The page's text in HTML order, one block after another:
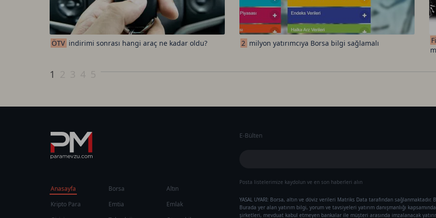
ÖTV indirimi sonrası hangi araç ne kadar oldu? 2 milyon yatırımcıya Borsa bilgi sağlamalı
1
Anasayfa Borsa
Altın
Kripto Para
Emtia
Emlak
E-Bülten
Posta listelerimize kaydolun ve en son haberleri alın
YASAL UYARI: Borsa, altın ve döviz verileri Matriks Data tarafından
Burada yer alan yatırım bilgi, yorum ve tavsiyeleri yatırım danışmanlığı
şirketleri, mevduat kabul etmeyen bankalar ile müşteri arasında imzalanacak